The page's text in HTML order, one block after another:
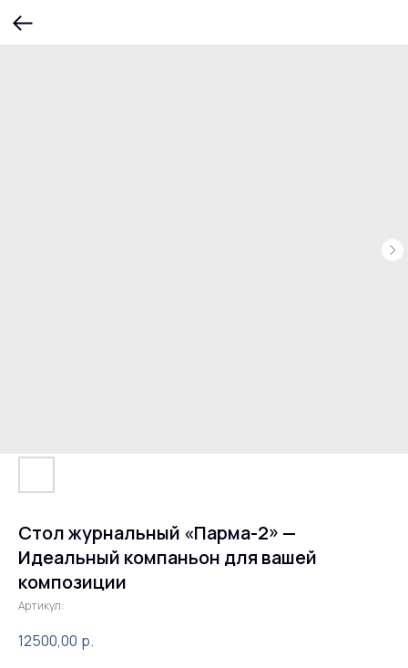
Стол журнальный «Парма-2» —
Идеальный компаньон для вашей
композиции
Артикул:
12500,00 р.